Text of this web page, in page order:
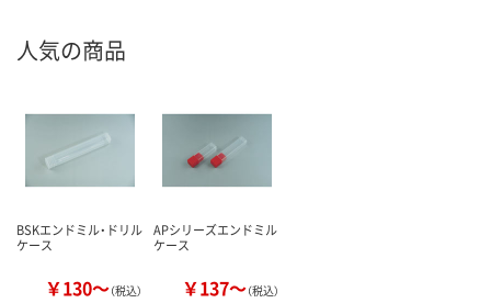
人気の商品
BSKエンドミル・ドリル
ケース
￥130～（税込）
APシリーズエンドミル
ケース
￥137～（税込）